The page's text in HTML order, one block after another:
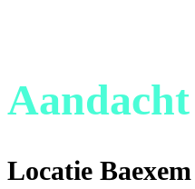
Aandacht
Locatie Baexem